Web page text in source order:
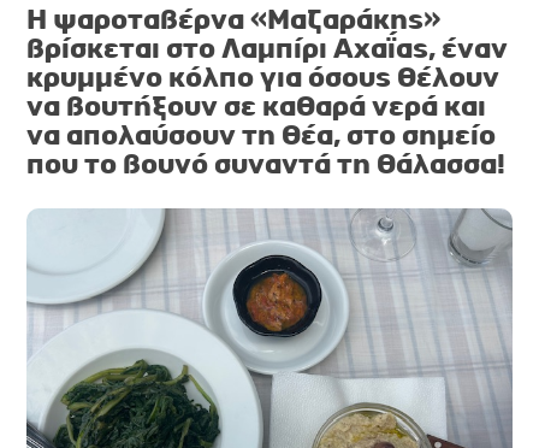
Η ψαροταβέρνα «Μαζαράκης»
βρίσκεται στο Λαμπίρι Αχαΐας, έναν
κρυμμένο κόλπο για όσους θέλουν
να βουτήξουν σε καθαρά νερά και
να απολαύσουν τη θέα, στο σημείο
που το βουνό συναντά τη θάλασσα!